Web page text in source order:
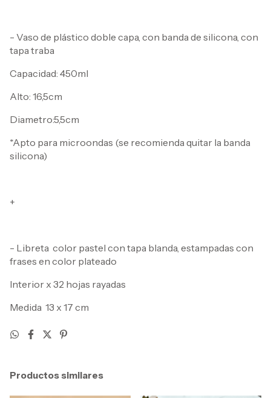
- Vaso de plástico doble capa, con banda de silicona, con
tapa traba
Capacidad: 450ml
Alto: 16,5cm
Diametro:5,5cm
*Apto para microondas (se recomienda quitar la banda
silicona)
+
- Libreta color pastel con tapa blanda, estampadas con
frases en color plateado
Interior x 32 hojas rayadas
Medida 13 x 17 cm
Productos similares